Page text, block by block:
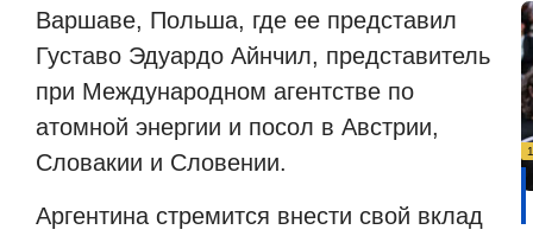
Варшаве, Польша, где ее представил
Густаво Эдуардо Айнчил, представитель
при Международном агентстве по
атомной энергии и посол в Австрии,
Словакии и Словении.
Аргентина стремится внести свой вклад